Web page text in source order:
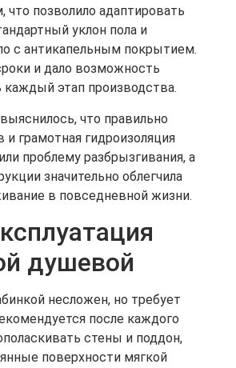
что позволило адаптировать
уклон пола и
с антикапельным покрытием.
и дало возможность
каждый этап производства.
что правильно
грамотная гидроизоляция
проблему разбрызгивания, а
значительно облегчила
в повседневной жизни.
душевой
несложен, но требует
после каждого
стены и поддон,
поверхности мягкой